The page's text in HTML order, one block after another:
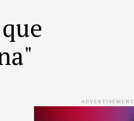
ADVERTISEMENT